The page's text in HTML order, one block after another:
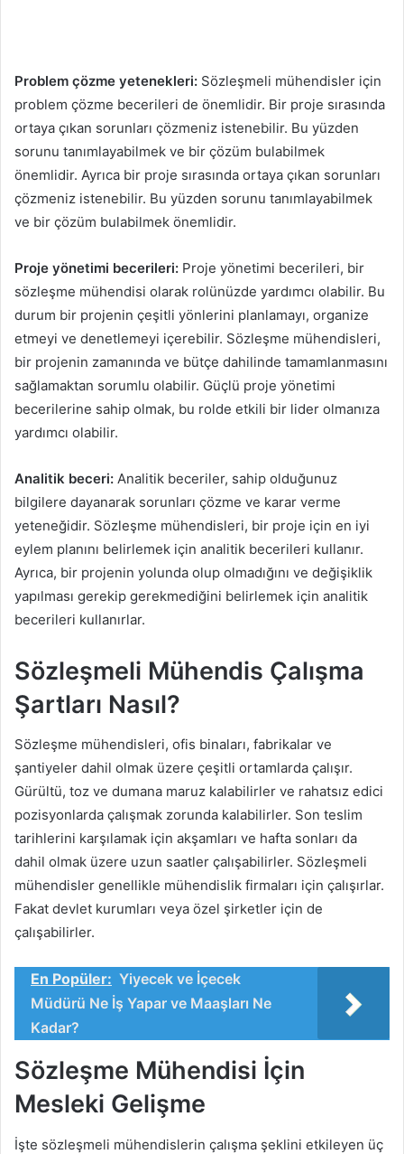
Problem çözme yetenekleri: Sözleşmeli mühendisler için
problem çözme becerileri de önemlidir. Bir proje sırasında
ortaya çıkan sorunları çözmeniz istenebilir. Bu yüzden
sorunu tanımlayabilmek ve bir çözüm bulabilmek
önemlidir. Ayrıca bir proje sırasında ortaya çıkan sorunları
çözmeniz istenebilir. Bu yüzden sorunu tanımlayabilmek
ve bir çözüm bulabilmek önemlidir.
Proje yönetimi becerileri: Proje yönetimi becerileri, bir
sözleşme mühendisi olarak rolünüzde yardımcı olabilir. Bu
durum bir projenin çeşitli yönlerini planlamayı, organize
etmeyi ve denetlemeyi içerebilir. Sözleşme mühendisleri,
bir projenin zamanında ve bütçe dahilinde tamamlanmasını
sağlamaktan sorumlu olabilir. Güçlü proje yönetimi
becerilerine sahip olmak, bu rolde etkili bir lider olmanıza
yardımcı olabilir.
Analitik beceri: Analitik beceriler, sahip olduğunuz
bilgilere dayanarak sorunları çözme ve karar verme
yeteneğidir. Sözleşme mühendisleri, bir proje için en iyi
eylem planını belirlemek için analitik becerileri kullanır.
Ayrıca, bir projenin yolunda olup olmadığını ve değişiklik
yapılması gerekip gerekmediğini belirlemek için analitik
becerileri kullanırlar.
Sözleşmeli Mühendis Çalışma
Şartları Nasıl?
Sözleşme mühendisleri, ofis binaları, fabrikalar ve
şantiyeler dahil olmak üzere çeşitli ortamlarda çalışır.
Gürültü, toz ve dumana maruz kalabilirler ve rahatsız edici
pozisyonlarda çalışmak zorunda kalabilirler. Son teslim
tarihlerini karşılamak için akşamları ve hafta sonları da
dahil olmak üzere uzun saatler çalışabilirler. Sözleşmeli
mühendisler genellikle mühendislik firmaları için çalışırlar.
Fakat devlet kurumları veya özel şirketler için de
çalışabilirler.
En Popüler: Yiyecek ve İçecek
Müdürü Ne İş Yapar ve Maaşları Ne
Kadar?
Sözleşme Mühendisi İçin
Mesleki Gelişme
İşte sözleşmeli mühendislerin çalışma şeklini etkileyen üç